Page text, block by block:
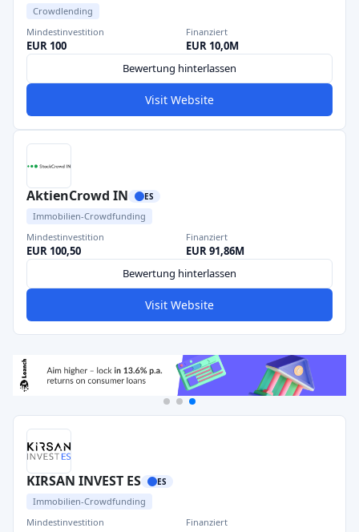
Crowdlending
Mindestinvestition
EUR 100
Finanziert
EUR 10,0M
Bewertung hinterlassen
Visit Website
AktienCrowd IN ES
Immobilien-Crowdfunding
Mindestinvestition
EUR 100,50
Finanziert
EUR 91,86M
Bewertung hinterlassen
Visit Website
KIRSAN INVEST ES ES
Immobilien-Crowdfunding
Mindestinvestition
Finanziert